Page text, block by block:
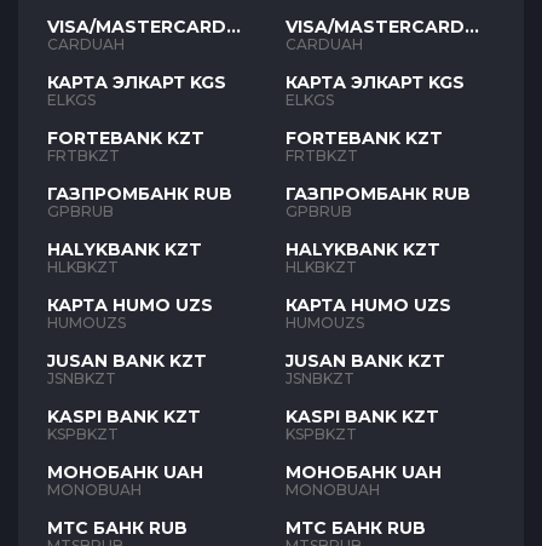
VISA/MASTERCARD
UAH
CARDUAH
КАРТА ЭЛКАРТ KGS
ELKGS
FORTEBANK KZT
FRTBKZT
ГАЗПРОМБАНК RUB
GPBRUB
HALYKBANK KZT
HLKBKZT
КАРТА HUMO UZS
HUMOUZS
JUSAN BANK KZT
JSNBKZT
KASPI BANK KZT
KSPBKZT
МОНОБАНК UAH
MONOBUAH
МТС БАНК RUB
VISA/MASTERCARD
UAH
CARDUAH
КАРТА ЭЛКАРТ KGS
ELKGS
FORTEBANK KZT
FRTBKZT
ГАЗПРОМБАНК RUB
GPBRUB
HALYKBANK KZT
HLKBKZT
КАРТА HUMO UZS
HUMOUZS
JUSAN BANK KZT
JSNBKZT
KASPI BANK KZT
KSPBKZT
МОНОБАНК UAH
MONOBUAH
МТС БАНК RUB